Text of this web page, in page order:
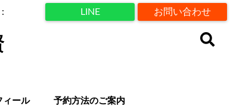
お問い合わせ
LINE
:
ィール 予約方法のご案内